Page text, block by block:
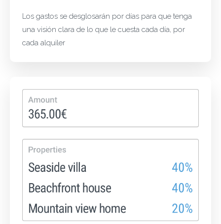
Los gastos se desglosarán por días para que tenga
una visión clara de lo que le cuesta cada día, por
cada alquiler